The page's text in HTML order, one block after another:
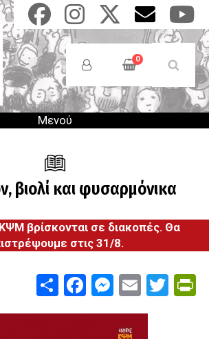
Anonymous
Users
Menu
0
Μενού
βιολί και φυσαρμόνικα
βρίσκονται σε διακοπές. Θα
στις 31/8.
ShareFacebook
Email